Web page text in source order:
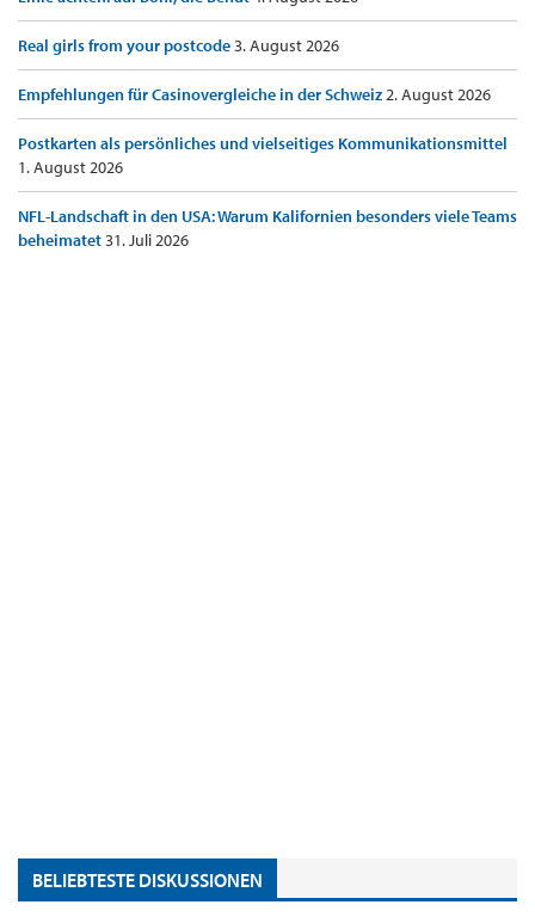
Real girls from your postcode3. August 2026
Empfehlungen für Casinovergleiche in der Schweiz2. August 2026
Postkarten als persönliches und vielseitiges Kommunikationsmittel
1. August 2026
NFL-Landschaft in den USA: Warum Kalifornien besonders viele Teams
beheimatet31. Juli 2026
BELIEBTESTE DISKUSSIONEN